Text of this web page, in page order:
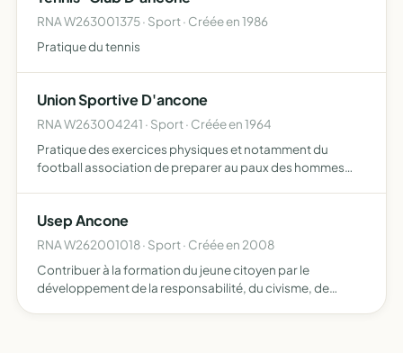
RNA W263001375 · Sport · Créée en 1986
Pratique du tennis
Union Sportive D'ancone
RNA W263004241 · Sport · Créée en 1964
Pratique des exercices physiques et notamment du
football association de preparer au paux des hommes
Usep Ancone
RNA W262001018 · Sport · Créée en 2008
Contribuer à la formation du jeune citoyen par le
développement de la responsabilité, du civisme, de